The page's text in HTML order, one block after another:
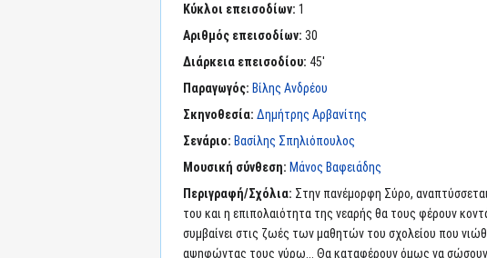
Κύκλοι επεισοδίων: 1
Αριθμός επεισοδίων: 30
Διάρκεια επεισοδίου: 45'
Παραγωγός: Βίλης Ανδρέου
Σκηνοθεσία: Δημήτρης Αρβανίτης
Σενάριο: Βασίλης Σπηλιόπουλος
Μουσική σύνθεση: Μάνος Βαφειάδης
Περιγραφή/Σχόλια: Στην πανέμορφη Σύρο,
του και η επιπολαιότητα της νεαρής θα τους φέρουν
συμβαίνει στις ζωές των μαθητών του σχολείου που
αψηφώντας τους γύρω... Θα καταφέρουν όμως να σώσουν